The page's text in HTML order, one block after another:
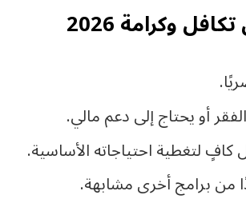
وكرامة 2026
أو يحتاج إلى دعم مالي.
لتغطية احتياجاته الأساسية.
من برامج أخرى مشابهة.